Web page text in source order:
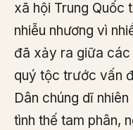
xã hội Trung Quốc
nhiễu nhương vì
đã xảy ra giữa các
quý tộc trước vấn
Dân chúng dĩ
tình thế tam phân,